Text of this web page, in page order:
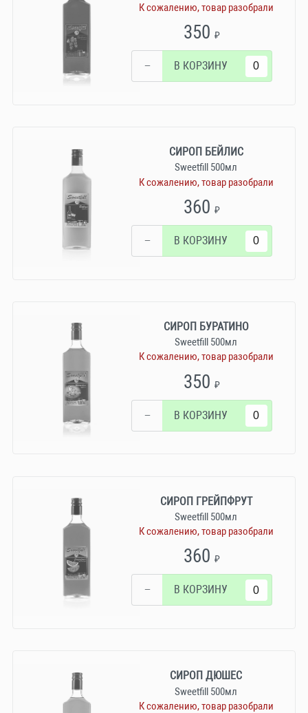
К сожалению, товар разобрали
350₽
− В КОРЗИНУ
СИРОП БЕЙЛИС
Sweetfill 500мл
К сожалению, товар разобрали
360₽
− В КОРЗИНУ
СИРОП БУРАТИНО
Sweetfill 500мл
К сожалению, товар разобрали
350₽
− В КОРЗИНУ
СИРОП ГРЕЙПФРУТ
Sweetfill 500мл
К сожалению, товар разобрали
360₽
− В КОРЗИНУ
СИРОП ДЮШЕС
Sweetfill 500мл
К сожалению, товар разобрали